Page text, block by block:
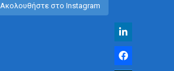
Ακολουθήστε στο Instagram